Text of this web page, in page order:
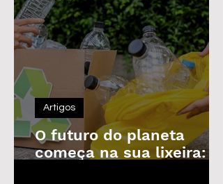
O futuro do planeta
começa na sua lixeira: o
Artigos